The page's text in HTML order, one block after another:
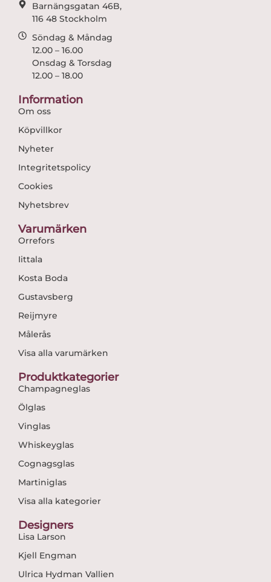
Barnängsgatan 46B,
116 48 Stockholm
Söndag & Måndag
12.00 – 16.00
Onsdag & Torsdag
12.00 – 18.00
Information
Om oss
Köpvillkor
Nyheter
Integritetspolicy
Cookies
Nyhetsbrev
Varumärken
Orrefors
Iittala
Kosta Boda
Gustavsberg
Reijmyre
Målerås
Visa alla varumärken
Produktkategorier
Champagneglas
Ölglas
Vinglas
Whiskeyglas
Cognagsglas
Martiniglas
Visa alla kategorier
Designers
Lisa Larson
Kjell Engman
Ulrica Hydman Vallien